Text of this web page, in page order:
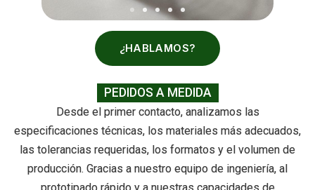
¿HABLAMOS?
PEDIDOS A MEDIDA
Desde el primer contacto, analizamos las
especificaciones técnicas, los materiales más adecuados,
las tolerancias requeridas, los formatos y el volumen de
producción. Gracias a nuestro equipo de ingeniería, al
prototipado rápido y a nuestras capacidades de